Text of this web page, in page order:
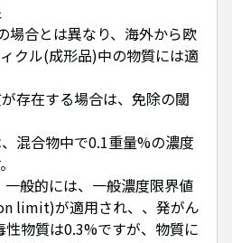
場合とは異なり、海外から欧
クル(成形品)中の物質には適
存在する場合は、免除の閾
混合物中で0.1重量%の濃度
一般的には、一般濃度限界値
limit)が適用され、、発がん
物質は0.3%ですが、物質に